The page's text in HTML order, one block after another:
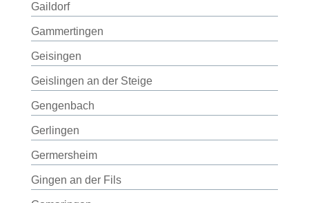
Gaildorf
Gammertingen
Geisingen
Geislingen an der Steige
Gengenbach
Gerlingen
Germersheim
Gingen an der Fils